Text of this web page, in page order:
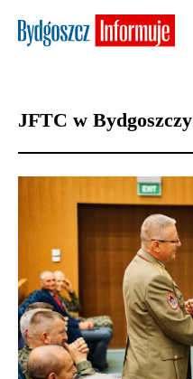
JFTC w Bydgoszczy